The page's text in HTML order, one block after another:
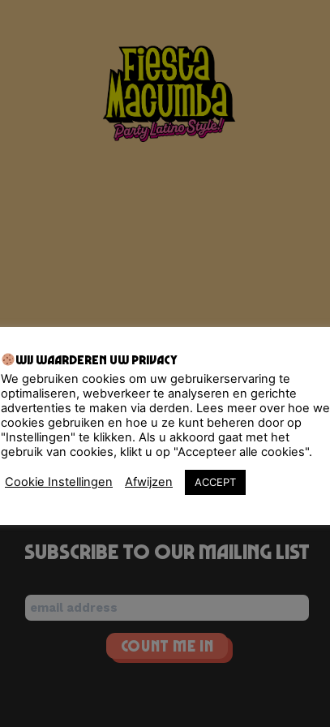
Subscribe to our mailing list
Wij waarderen uw privacy
We gebruiken cookies om uw gebruikerservaring te
optimaliseren, webverkeer te analyseren en gerichte
advertenties te maken via derden. Lees meer over hoe we
cookies gebruiken en hoe u ze kunt beheren door op
"Instellingen" te klikken. Als u akkoord gaat met het
gebruik van cookies, klikt u op "Accepteer alle cookies".
Cookie Instellingen Afwijzen ACCEPT